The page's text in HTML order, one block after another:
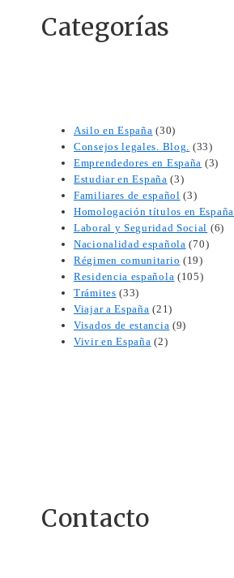
Categorías
Asilo en España (30)
Consejos legales. Blog. (33)
Emprendedores en España (3)
Estudiar en España (3)
Familiares de español (3)
Homologación títulos en España
Laboral y Seguridad Social (6)
Nacionalidad española (70)
Régimen comunitario (19)
Residencia española (105)
Trámites (33)
Viajar a España (21)
Visados de estancia (9)
Vivir en España (2)
Contacto